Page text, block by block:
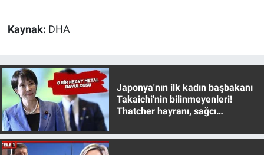
Kaynak: DHA
Japonya'nın ilk kadın başbakanı
Takaichi'nin bilinmeyenleri!
Thatcher hayranı, sağcı
Nedir
Programlar
Sağlık
Spor